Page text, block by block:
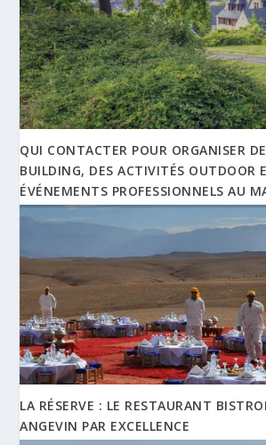
QUI CONTACTER POUR ORGANISER
BUILDING, DES ACTIVITÉS OUTDOOR
ÉVÉNEMENTS PROFESSIONNELS AU
LA RÉSERVE : LE RESTAURANT
ANGEVIN PAR EXCELLENCE